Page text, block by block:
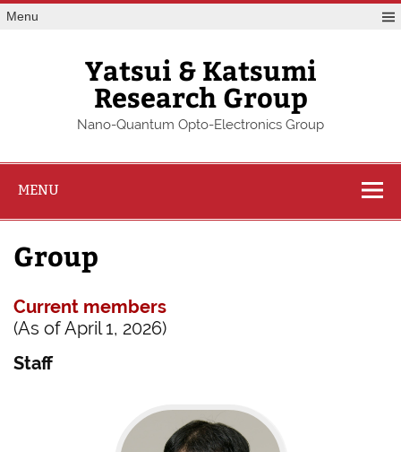
Skip
toMenu
Yatsui & Katsumi
Research Group
Nano-Quantum Opto-Electronics Group
MENU
Group
Current members
(As of April 1, 2026)
Staff